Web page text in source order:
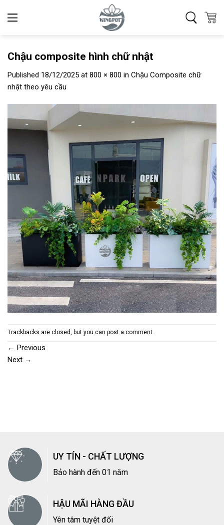
Chậu composite hình chữ nhật
Published 18/12/2025 at 800 × 800 in Chậu Composite chữ
nhật theo yêu cầu
Trackbacks are closed, but you can post a comment
← Previous
Next →
UY TÍN - CHẤT LƯỢNG
Bảo hành đến 01 năm
HẬU MÃI HÀNG ĐẦU
Yên tâm tuyệt đối